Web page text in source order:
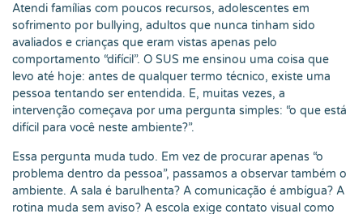
Atendi famílias com poucos recursos, adolescentes em
sofrimento por bullying, adultos que nunca tinham sido
avaliados e crianças que eram vistas apenas pelo
comportamento “difícil”. O SUS me ensinou uma coisa que
levo até hoje: antes de qualquer termo técnico, existe uma
pessoa tentando ser entendida. E, muitas vezes, a
intervenção começava por uma pergunta simples: “o que está
difícil para você neste ambiente?”.
Essa pergunta muda tudo. Em vez de procurar apenas “o
problema dentro da pessoa”, passamos a observar também o
ambiente. A sala é barulhenta? A comunicação é ambígua? A
rotina muda sem aviso? A escola exige contato visual como